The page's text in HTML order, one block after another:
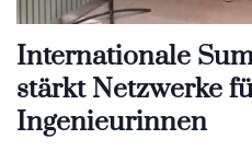
Internationale
stärkt Netzwerke
Ingenieurinnen